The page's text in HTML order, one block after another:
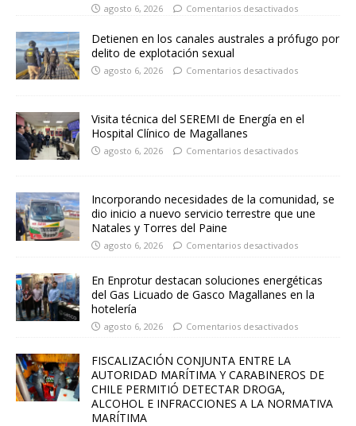
agosto 6, 2026 Comentarios desactivados
Detienen en los canales australes a prófugo por
delito de explotación sexual
agosto 6, 2026 Comentarios desactivados
Visita técnica del SEREMI de Energía en el
Hospital Clínico de Magallanes
agosto 6, 2026 Comentarios desactivados
Incorporando necesidades de la comunidad, se
dio inicio a nuevo servicio terrestre que une
Natales y Torres del Paine
agosto 6, 2026 Comentarios desactivados
En Enprotur destacan soluciones energéticas
del Gas Licuado de Gasco Magallanes en la
hotelería
agosto 6, 2026 Comentarios desactivados
FISCALIZACIÓN CONJUNTA ENTRE LA
AUTORIDAD MARÍTIMA Y CARABINEROS DE
CHILE PERMITIÓ DETECTAR DROGA,
ALCOHOL E INFRACCIONES A LA NORMATIVA
MARÍTIMA